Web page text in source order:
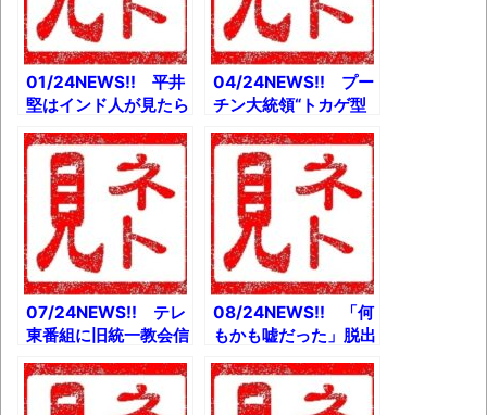
い」佳子さまが漏らし
た不満とか
01/24NEWS!! 平井
堅はインド人が見たら
どこの国の人だと思う
のかとか 【悲報】お
でんつんつん男
YouTubeチャンネル
開設とか 噂のミノキ
シジル飲んでるんやが
ヤバいとか
04/24NEWS!! プー
チン大統領“トカゲ型
宇宙人説”濃厚！ 元夫
人が証言とか 松本人
志さん爆問太田の嫁と
の衝撃の過去ｗとか
【悲報】元ハロプロが
生活保護の果てに自己
破産とか
07/24NEWS!! テレ
東番組に旧統一教会信
者が多数出演かとか
【悲報】SODの女子
社員シリーズはヤラ
08/24NEWS!! 「何
もかも嘘だった」脱出
ロシア兵、ウクライナ
戦争を批判とか 旧統
一教会問題の裏で山上